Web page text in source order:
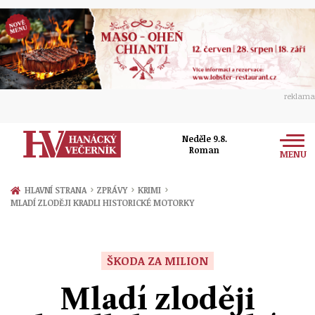
reklama
Neděle 9.8.
Roman
MENU
Zprávy
Ekonomika
HLAVNÍ STRANA › ZPRÁVY › KRIMI ›
MLADÍ ZLODĚJI KRADLI HISTORICKÉ MOTORKY
ŠKODA ZA MILION
Mladí zloději